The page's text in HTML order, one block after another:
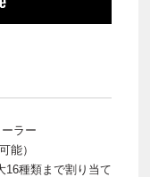
ラー
能）
16種類まで割り当て